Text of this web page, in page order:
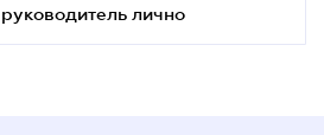
руководитель лично